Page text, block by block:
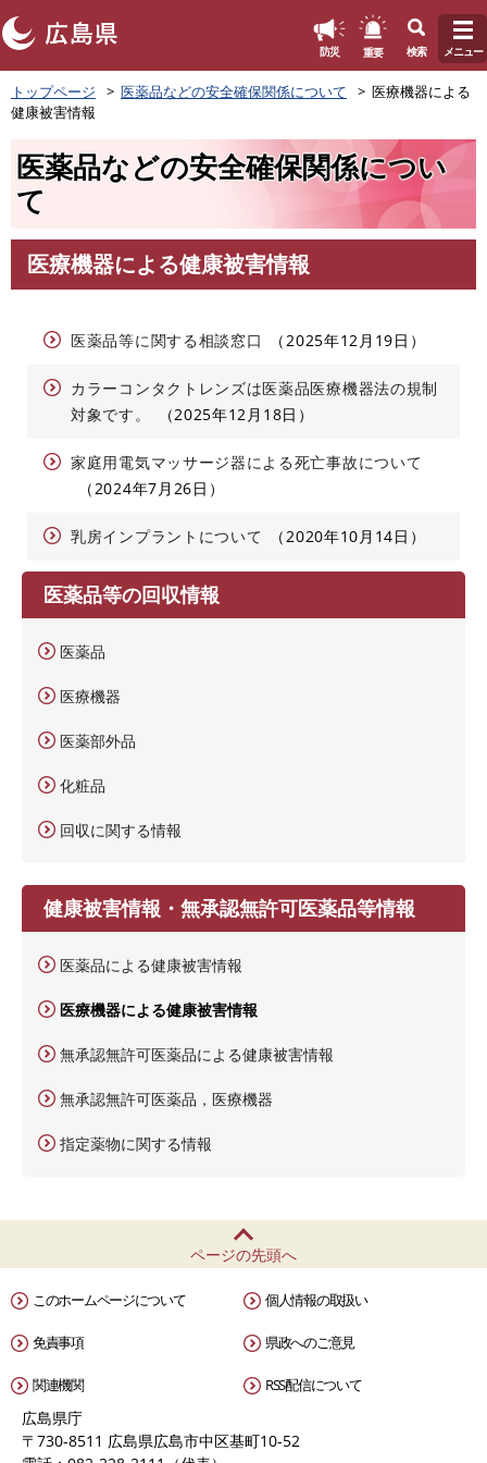
ペ
ー
ジ
す
防災 重要 検索 メニュー
トップページ 医薬品などの安全確保関係について
医療機器による
健康被害情報
医薬品などの安全確保関係につい
て
文
医療機器による健康被害情報
医薬品等に関する相談窓口 2025年12月19日
カラーコンタクトレンズは医薬品医療機器法の規制
対象です。
2025年12月18日
家庭用電気マッサージ器による死亡事故について
2024年7月26日
乳房インプラントについて 2020年10月14日
医薬品等の回収情報
医薬品
医療機器
医薬部外品
化粧品
回収に関する情報
健康被害情報・無承認無許可医薬品等情報
医薬品による健康被害情報
医療機器による健康被害情報
無承認無許可医薬品による健康被害情報
無承認無許可医薬品，医療機器
指定薬物に関する情報
ページの先頭へ
このホームページについて 個人情報の取扱い
免責事項 県政へのご意見
関連機関 RSS配信について
広島県庁
〒730-8511 広島県広島市中区基町10-52